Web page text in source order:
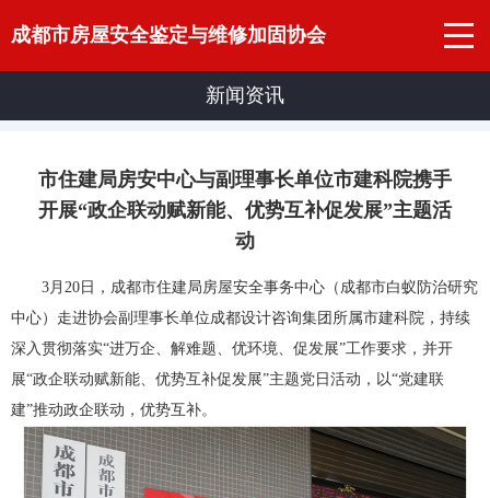
成都市房屋安全鉴定与维修加固协会
新闻资讯
市住建局房安中心与副理事长单位市建科院携手
开展“政企联动赋新能、优势互补促发展”主题活
动
3月20日，成都市住建局房屋安全事务中心（成都市白蚁防治研究
中心）走进协会副理事长单位成都设计咨询集团所属市建科院，持续
深入贯彻落实“进万企、解难题、优环境、促发展”工作要求，并开
展“政企联动赋新能、优势互补促发展”主题党日活动，以“党建联
建”推动政企联动，优势互补。